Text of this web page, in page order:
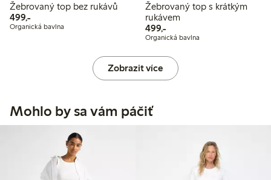
Žebrovaný top bez rukávů
499,-499,00 Kč
Organická bavlna
Žebrovaný top s krátkým
rukávem
499,-499,00 Kč
Organická bavlna
Zobrazit více
Mohlo by sa vám páčiť